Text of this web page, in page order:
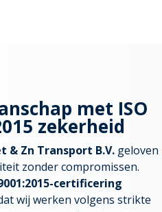
met ISO
zekerheid
& Zn Transport B.V. geloven
zonder compromissen.
certificering
wij werken volgens strikte